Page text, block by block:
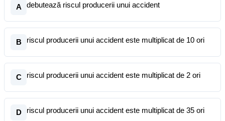
A debutează riscul producerii unui accident
B riscul producerii unui accident este multiplicat de 10 ori
C riscul producerii unui accident este multiplicat de 2 ori
D riscul producerii unui accident este multiplicat de 35 ori